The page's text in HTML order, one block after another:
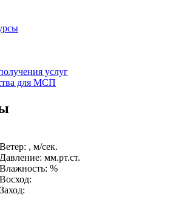
услуг
для МСП
Ветер: , м/сек.
Давление: мм.рт.ст.
Влажность: %
Восход:
Заход: